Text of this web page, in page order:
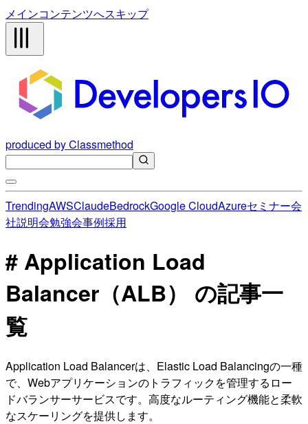
メインコンテンツへスキップ
produced by Classmethod
TrendingAWSClaudeBedrockGoogle CloudAzureセミナー会
社説明会勉強会事例採用
# Application Load
Balancer（ALB） の記事一
覧
Application Load Balancerは、Elastic Load Balancingの一種
で、Webアプリケーションのトラフィックを管理するロー
ドバランサーサービスです。高度なルーティング機能と柔軟
なスケーリングを提供します。